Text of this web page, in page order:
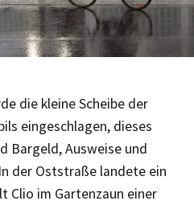
die kleine Scheibe der
eingeschlagen, dieses
Bargeld, Ausweise und
der Oststraße landete ein
Clio im Gartenzaun einer